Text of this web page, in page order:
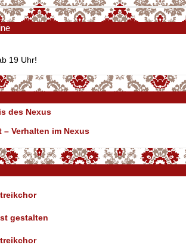
19 Uhr!
des Nexus
Verhalten im Nexus
gestalten